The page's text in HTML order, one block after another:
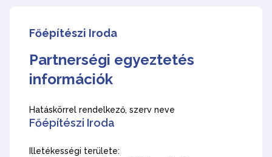
Főépítészi Iroda
Partnerségi egyeztetés
információk
Hatáskörrel rendelkező, szerv neve
Főépítészi Iroda
Illetékességi területe: